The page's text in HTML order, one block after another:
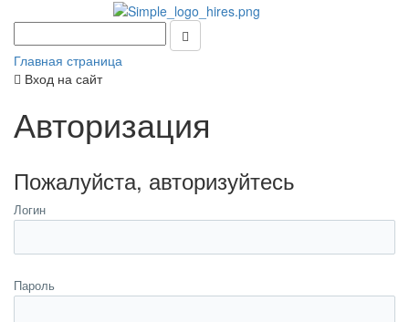
Главная страница
Вход на сайт
Авторизация
Пожалуйста, авторизуйтесь
Логин
Пароль